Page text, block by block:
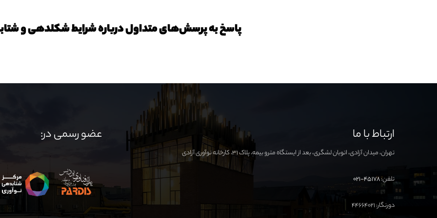
پاسخ به پرسش‌های متداول درباره شرایط شکلدهی و
ارتباط با ما
تهران، میدان آزادی، اتوبان لشگری، بعد از ایستگاه مترو بیمه، پلاک ۳۱، کارخانه نوآوری آزادی
تلفن:۴۵۱۷۸-۰۲۱
دورنگار: ۴۴۶۶۴۰۲۱
عضو رسمی در: